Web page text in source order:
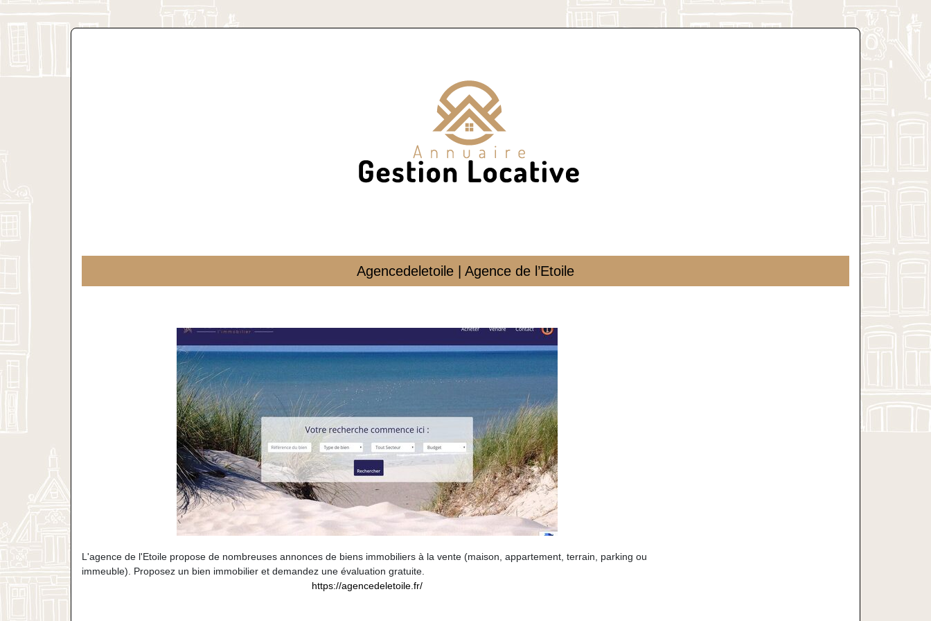
Agencedeletoile | Agence de l’Etoile
L'agence de l'Etoile propose de nombreuses annonces de biens immobiliers à la vente (maison, appartement, terrain, parking ou
immeuble). Proposez un bien immobilier et demandez une évaluation gratuite.
https://agencedeletoile.fr/